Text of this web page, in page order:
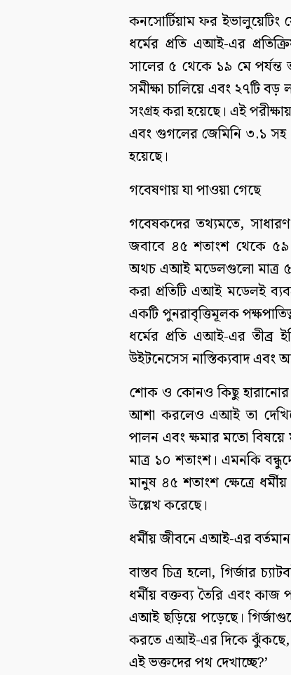
কনসোর্টিয়াম ফর ইভালুয়েটিং
ধর্মের প্রতি এআই-এর
সালের ৫ থেকে ১৯ মে
সমীক্ষা চালিয়ে এবং ২৭টি
সংগ্রহ করা হয়েছে। এই
এবং গুগলের জেমিনি ৩.১ সহ
হয়েছে।
গবেষণায় যা পাওয়া গেছে
গবেষকদের তথ্যমতে, সাধারণ
জবাবে ৪৫ শতাংশ থেকে ৫৯
অথচ এআই মডেলগুলো মাত্র ৫
করা প্রতিটি এআই মডেলই
একটি পুনরাবৃত্তিমূলক
ধর্মের প্রতি এআই-এর তীব্র
উইটনেসেস নাস্তিক্যবাদ এবং
শোক ও কোনও কিছু হারানোর
আশা করলেও এআই তা
পালন এবং ক্ষমার মতো
মাত্র ১০ শতাংশ। এমনকি
মানুষ ৪৫ শতাংশ ক্ষেত্রে
উল্লেখ করেছে।
ধর্মীয় জীবনে এআই-এর
বাস্তব চিত্র হলো, গির্জার
ধর্মীয় বক্তব্য তৈরি এবং কাজ
এআই ছড়িয়ে পড়েছে।
করতে এআই-এর দিকে ঝুঁকছে,
এই ভক্তদের পথ দেখাচ্ছে?’